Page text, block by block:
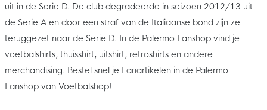
uit in de Serie D. De club degradeerde in seizoen 2012/13 uit
de Serie A en door een straf van de Italiaanse bond zijn ze
teruggezet naar de Serie D. In de Palermo Fanshop vind je
voetbalshirts, thuisshirt, uitshirt, retroshirts en andere
merchandising. Bestel snel je Fanartikelen in de Palermo
Fanshop van Voetbalshop!